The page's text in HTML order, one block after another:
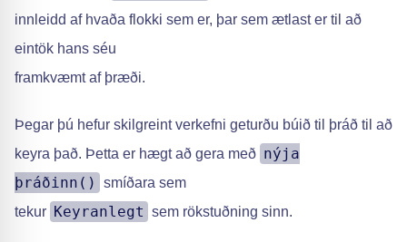
innleidd af hvaða flokki sem er, þar sem ætlast er til að
eintök hans séu
framkvæmt af þræði.
Þegar þú hefur skilgreint verkefni geturðu búið til þráð til að
keyra það. Þetta er hægt að gera með nýja
þráðinn()
smíðara sem
tekur Keyranlegt sem rökstuðning sinn.